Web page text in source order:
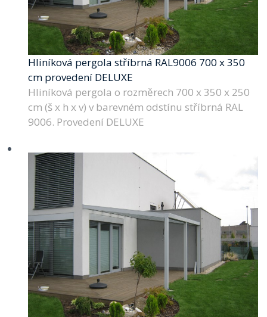
Hliníková pergola stříbrná RAL9006 700 x 350
cm provedení DELUXE
Hliníková pergola o rozměrech 700 x 350 x 250
cm (š x h x v) v barevném odstínu stříbrná RAL
9006. Provedení DELUXE